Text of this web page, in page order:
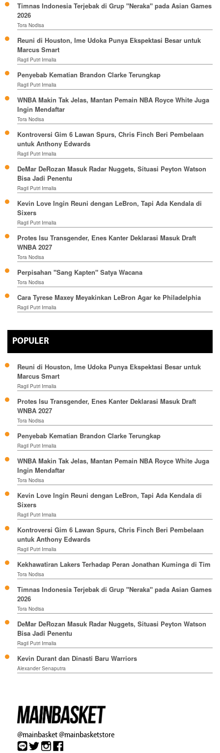
Timnas Indonesia Terjebak di Grup "Neraka" pada Asian Games
2026
Tora Nodisa
Reuni di Houston, Ime Udoka Punya Ekspektasi Besar untuk
Marcus Smart
Ragil Putri Irmalia
Penyebab Kematian Brandon Clarke Terungkap
Ragil Putri Irmalia
WNBA Makin Tak Jelas, Mantan Pemain NBA Royce White Juga
Ingin Mendaftar
Tora Nodisa
Kontroversi Gim 6 Lawan Spurs, Chris Finch Beri Pembelaan
untuk Anthony Edwards
Ragil Putri Irmalia
DeMar DeRozan Masuk Radar Nuggets, Situasi Peyton Watson
Bisa Jadi Penentu
Ragil Putri Irmalia
Kevin Love Ingin Reuni dengan LeBron, Tapi Ada Kendala di
Sixers
Ragil Putri Irmalia
Protes Isu Transgender, Enes Kanter Deklarasi Masuk Draft
WNBA 2027
Tora Nodisa
Perpisahan "Sang Kapten" Satya Wacana
Tora Nodisa
Cara Tyrese Maxey Meyakinkan LeBron Agar ke Philadelphia
Ragil Putri Irmalia
POPULER
Reuni di Houston, Ime Udoka Punya Ekspektasi Besar untuk
Marcus Smart
Ragil Putri Irmalia
Protes Isu Transgender, Enes Kanter Deklarasi Masuk Draft
WNBA 2027
Tora Nodisa
Penyebab Kematian Brandon Clarke Terungkap
Ragil Putri Irmalia
WNBA Makin Tak Jelas, Mantan Pemain NBA Royce White Juga
Ingin Mendaftar
Tora Nodisa
Kevin Love Ingin Reuni dengan LeBron, Tapi Ada Kendala di
Sixers
Ragil Putri Irmalia
Kontroversi Gim 6 Lawan Spurs, Chris Finch Beri Pembelaan
untuk Anthony Edwards
Ragil Putri Irmalia
Kekhawatiran Lakers Terhadap Peran Jonathan Kuminga di Tim
Tora Nodisa
Timnas Indonesia Terjebak di Grup "Neraka" pada Asian Games
2026
Tora Nodisa
DeMar DeRozan Masuk Radar Nuggets, Situasi Peyton Watson
Bisa Jadi Penentu
Ragil Putri Irmalia
Kevin Durant dan Dinasti Baru Warriors
Alexander Senaputra
@mainbasket@mainbasketstore